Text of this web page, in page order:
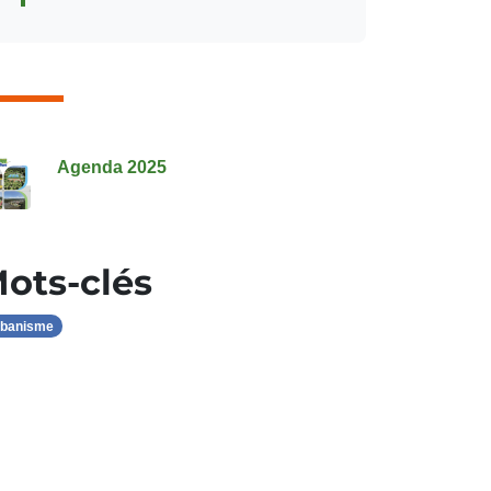
également
Agenda 2025
clés